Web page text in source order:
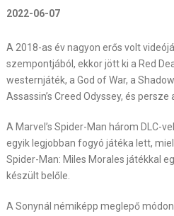
2022-06-07
A 2018-as év nagyon erős volt
szempontjából, ekkor jött ki a Red
westernjáték, a God of War, a
Assassin’s Creed Odyssey, és persze
A Marvel’s Spider-Man három DLC-
egyik legjobban fogyó játéka lett,
Spider-Man: Miles Morales játékkal
készült belőle.
A Sonynál némiképp meglepő